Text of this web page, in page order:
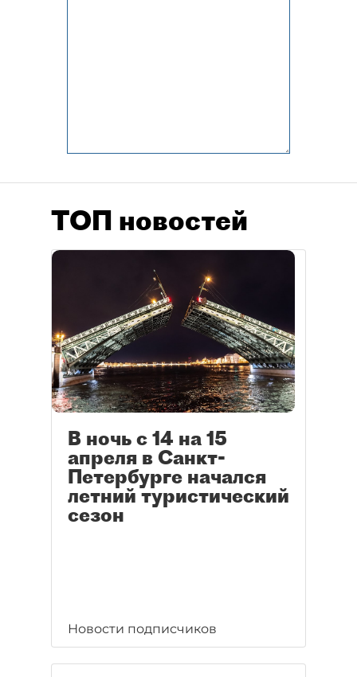
ТОП новостей
В ночь с 14 на 15
апреля в Санкт-
Петербурге начался
летний туристический
сезон
Новости подписчиков